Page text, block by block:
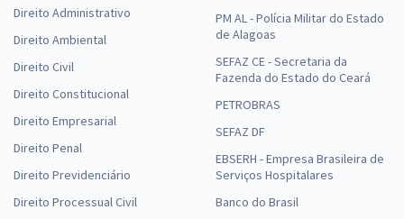
Direito Administrativo
Direito Ambiental
Direito Civil
Direito Constitucional
Direito Empresarial
Direito Penal
Direito Previdenciário
Direito Processual Civil
PM AL - Polícia Militar do Estado
de Alagoas
SEFAZ CE - Secretaria da
Fazenda do Estado do Ceará
PETROBRAS
SEFAZ DF
EBSERH - Empresa Brasileira de
Serviços Hospitalares
Banco do Brasil